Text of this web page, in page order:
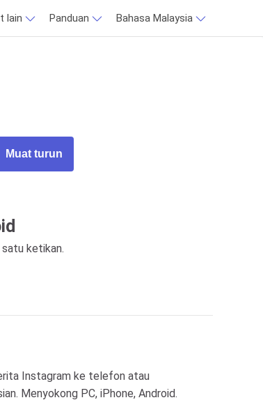
lain Panduan Bahasa Malaysia
Muat turun
ketikan.
Instagram ke telefon atau
Menyokong PC, iPhone, Android.